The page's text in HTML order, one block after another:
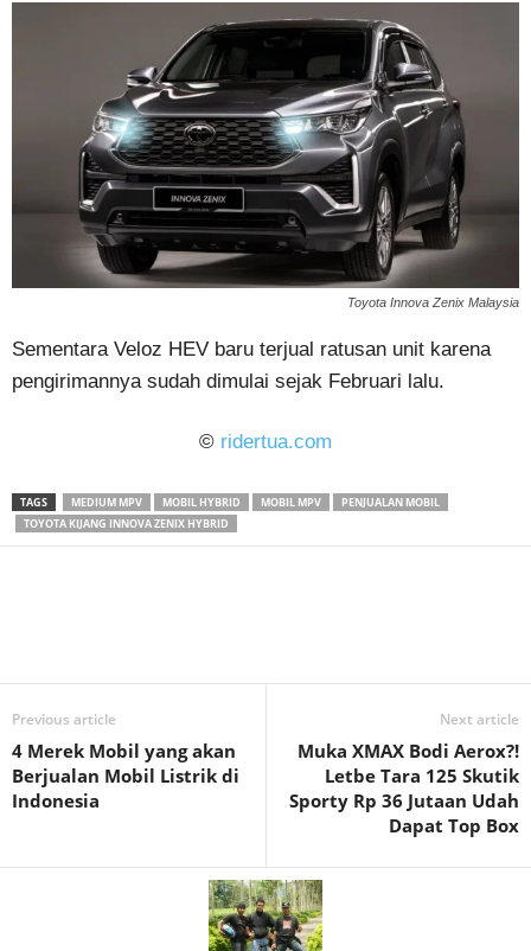
Toyota Innova Zenix Malaysia
Sementara Veloz HEV baru terjual ratusan unit karena
pengirimannya sudah dimulai sejak Februari lalu.
© ridertua.com
TAGS MEDIUM MPV MOBIL HYBRID MOBIL MPV
PENJUALAN MOBIL
TOYOTA KIJANG INNOVA ZENIX HYBRID
Previous article
4 Merek Mobil yang akan
Berjualan Mobil Listrik di
Indonesia
Next article
Muka XMAX Bodi Aerox?!
Letbe Tara 125 Skutik
Sporty Rp 36 Jutaan Udah
Dapat Top Box